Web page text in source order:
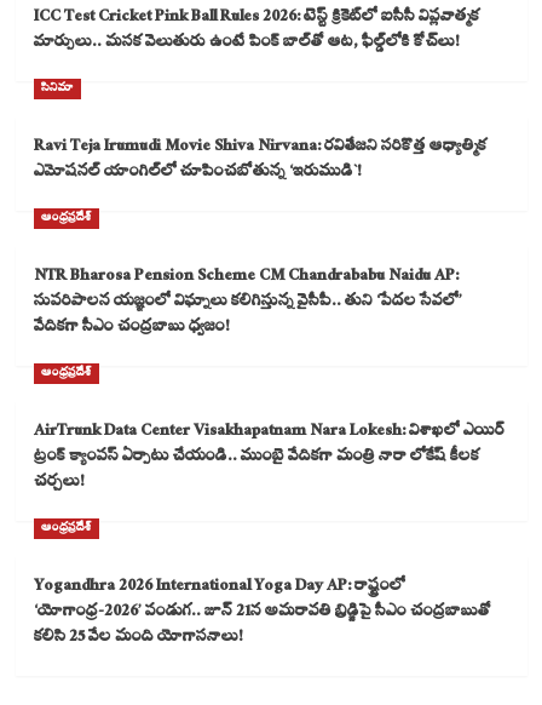
ICC Test Cricket Pink Ball Rules 2026: టెస్ట్ క్రికెట్‌లో ఐసీసీ విప్లవాత్మక
మార్పులు.. మసక వెలుతురు ఉంటే పింక్ బాల్‌తో ఆట, ఫీల్డ్‌లోకి కోచ్‌లు!
సినిమా
Ravi Teja Irumudi Movie Shiva Nirvana: రవితేజని సరికొత్త ఆధ్యాత్మిక
ఎమోషనల్ యాంగిల్‌లో చూపించబోతున్న ‘ఇరుముడి`!
ఆంధ్రప్రదేశ్
NTR Bharosa Pension Scheme CM Chandrababu Naidu AP:
సుపరిపాలన యజ్ఞంలో విఘ్నాలు కలిగిస్తున్న వైసీపీ.. తుని ‘పేదల సేవలో’
వేదికగా సీఎం చంద్రబాబు ధ్వజం!
ఆంధ్రప్రదేశ్
AirTrunk Data Center Visakhapatnam Nara Lokesh: విశాఖలో ఎయిర్
ట్రంక్ క్యాంపస్ ఏర్పాటు చేయండి.. ముంబై వేదికగా మంత్రి నారా లోకేష్ కీలక
చర్చలు!
ఆంధ్రప్రదేశ్
Yogandhra 2026 International Yoga Day AP: రాష్ట్రంలో
‘యోగాంధ్ర-2026’ పండుగ.. జూన్ 21న అమరావతి బ్రిడ్జిపై సీఎం చంద్రబాబుతో
కలిసి 25 వేల మంది యోగాసనాలు!